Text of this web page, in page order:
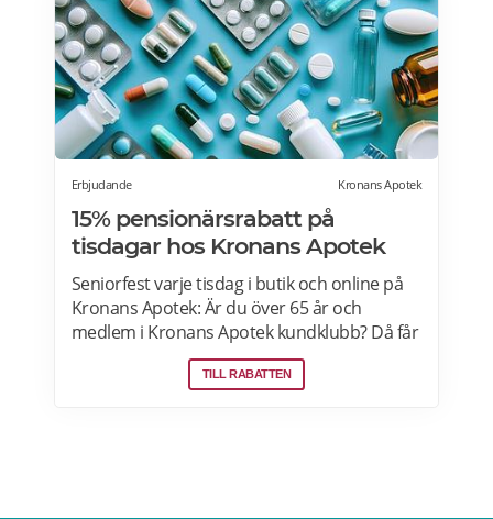
Erbjudande Kronans Apotek
15% pensionärsrabatt på
tisdagar hos Kronans Apotek
Seniorfest varje tisdag i butik och online på
Kronans Apotek: Är du över 65 år och
medlem i Kronans Apotek kundklubb? Då får
du 15% rabatt på tisdagar i butik och online.
För att ta del av erbjudandet online logga in
TILL RABATTEN